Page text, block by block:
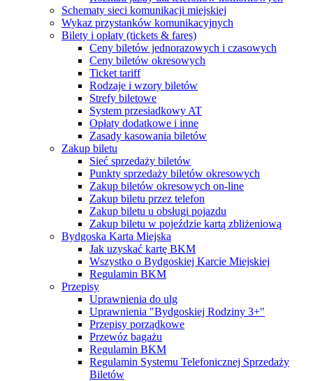
Schematy sieci komunikacji miejskiej
Wykaz przystanków komunikacyjnych
Bilety i opłaty (tickets & fares)
Ceny biletów jednorazowych i czasowych
Ceny biletów okresowych
Ticket tariff
Rodzaje i wzory biletów
Strefy biletowe
System przesiadkowy AT
Opłaty dodatkowe i inne
Zasady kasowania biletów
Zakup biletu
Sieć sprzedaży biletów
Punkty sprzedaży biletów okresowych
Zakup biletów okresowych on-line
Zakup biletu przez telefon
Zakup biletu u obsługi pojazdu
Zakup biletu w pojeździe kartą zbliżeniową
Bydgoska Karta Miejska
Jak uzyskać kartę BKM
Wszystko o Bydgoskiej Karcie Miejskiej
Regulamin BKM
Przepisy
Uprawnienia do ulg
Uprawnienia "Bydgoskiej Rodziny 3+"
Przepisy porządkowe
Przewóz bagażu
Regulamin BKM
Regulamin Systemu Telefonicznej Sprzedaży
Biletów